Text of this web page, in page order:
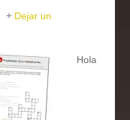
Dejar un
Hola